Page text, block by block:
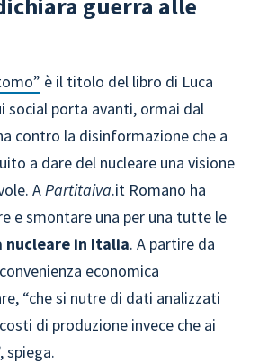
guerra alle
è il titolo del libro di Luca
social porta avanti, ormai dal
contro la disinformazione che a
a dare del nucleare una visione
APartitaiva.it Romano ha
e smontare una per una tutte le
nucleare in Italia. A partire da
economica
“che si nutre di dati analizzati
di produzione invece che ai
spiega.